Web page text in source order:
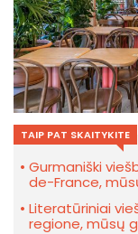
TAIP PAT SKAITYKITE
Gurmaniški
de-France,
Literatūriniai
regione, mūsų